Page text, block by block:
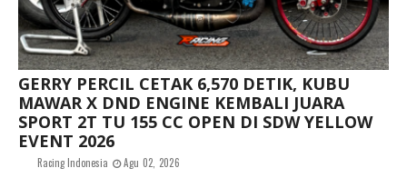
GERRY PERCIL CETAK 6,570 DETIK, KUBU
MAWAR X DND ENGINE KEMBALI JUARA
SPORT 2T TU 155 CC OPEN DI SDW YELLOW
EVENT 2026
Racing Indonesia Agu 02, 2026